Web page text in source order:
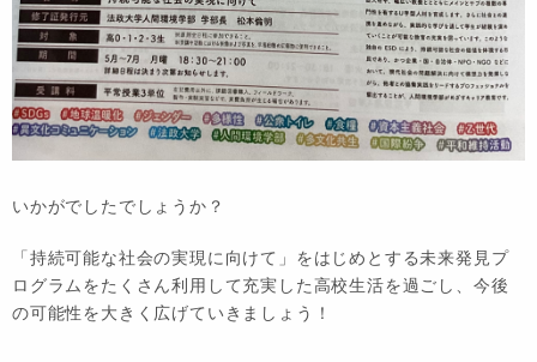
いかがでしたでしょうか？
「持続可能な社会の実現に向けて」をはじめとする未来発見プ
ログラムをたくさん利用して充実した高校生活を過ごし、今後
の可能性を大きく広げていきましょう！